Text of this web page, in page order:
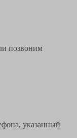
позвоним
указанный